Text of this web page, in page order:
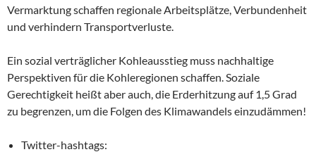
Vermarktung schaffen regionale Arbeitsplätze, Verbundenheit
und verhindern Transportverluste.
Ein sozial verträglicher Kohleausstieg muss nachhaltige
Perspektiven für die Kohleregionen schaffen. Soziale
Gerechtigkeit heißt aber auch, die Erderhitzung auf 1,5 Grad
zu begrenzen, um die Folgen des Klimawandels einzudämmen!
Twitter-hashtags: